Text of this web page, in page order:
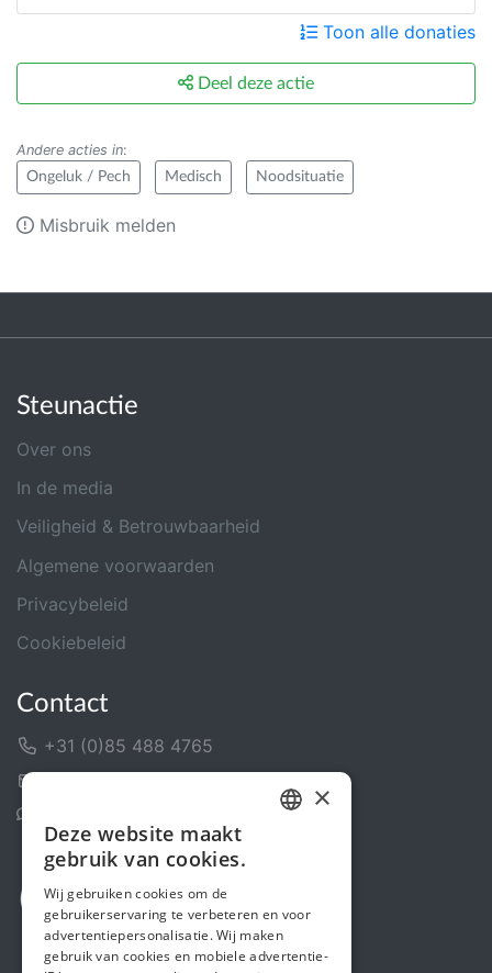
Toon alle donaties
Deel deze actie
Andere acties in:
Ongeluk / Pech Medisch Noodsituatie
Misbruik melden
Steunactie
Over ons
In de media
Veiligheid & Betrouwbaarheid
Algemene voorwaarden
Privacybeleid
Cookiebeleid
Contact
+31 (0)85 488 4765
ENGLISH
×
Deze website maakt
gebruik van cookies.
Wij gebruiken cookies om de
gebruikerservaring te verbeteren en voor
advertentiepersonalisatie. Wij maken
gebruik van cookies en mobiele advertentie-